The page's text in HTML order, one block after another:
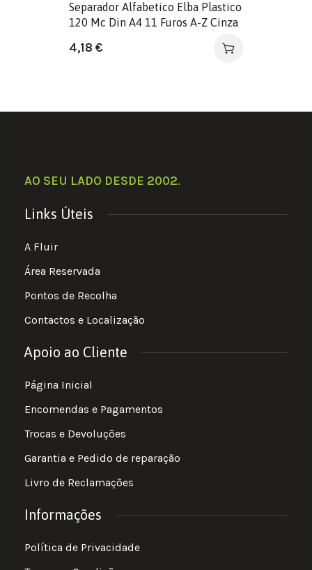
Separador Alfabetico Elba Plastico
120 Mc Din A4 11 Furos A-Z Cinza
4,18 €
AO SEU LADO DESDE 2002.
Links Úteis
A Fluir
Área Reservada
Pontos de Recolha
Contactos e Localização
Apoio ao Cliente
Página Inicial
Encomendas e Pagamentos
Trocas e Devoluções
Garantia e Pedido de reparação
Livro de Reclamações
Informações
Política de Privacidade